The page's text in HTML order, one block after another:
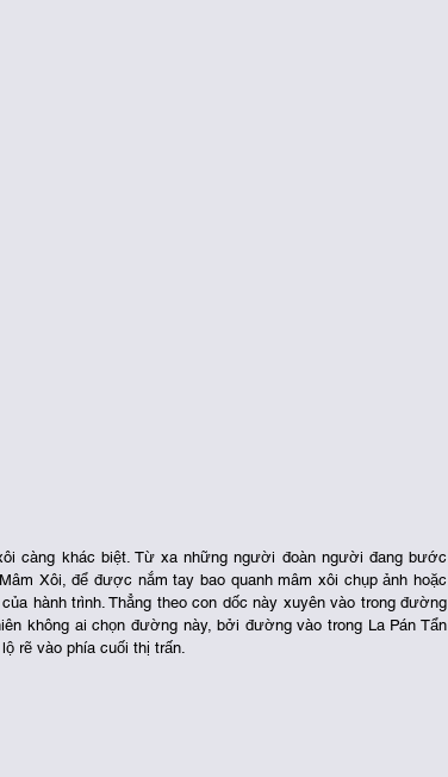
càng khác biệt. Từ xa những người đoàn người đang bước
Xôi, để được nắm tay bao quanh mâm xôi chụp ảnh hoặc
hành trình. Thẳng theo con dốc này xuyên vào trong đường
không ai chọn đường này, bởi đường vào trong La Pán Tẩn
rẽ vào phía cuối thị trấn.